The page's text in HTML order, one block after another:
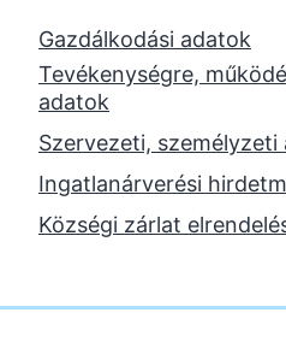
2024. április
2023. november
2023. október
2023. szeptember
2023. június
2023. február
Gazdálkodási adatok
Tevékenységre,
adatok
Szervezeti, személyzeti
Ingatlanárverési
Községi zárlat